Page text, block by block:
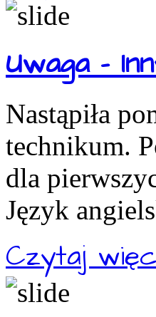
Uwaga -
Nastąpiła
technikum.
dla
Język
Czytaj